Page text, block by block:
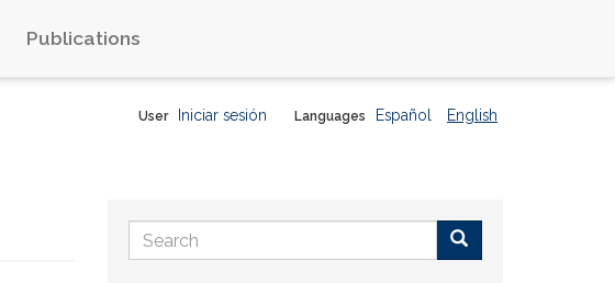
Publications
Languages Español English
User Iniciar sesión
Search
form